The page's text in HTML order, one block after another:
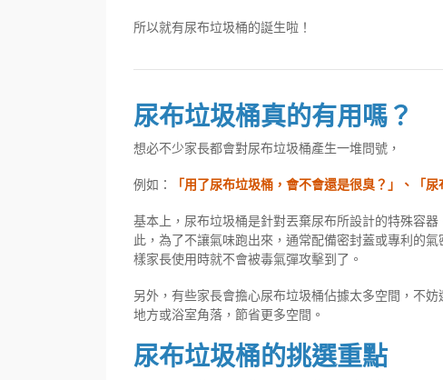
所以就有尿布垃圾桶的誕生啦！
尿布垃圾桶真的有用嗎？
想必不少家長都會對尿布垃圾桶產生一堆問號，
例如： 「用了尿布垃圾桶，會不會還是很臭？」、「尿
基本上，尿布垃圾桶是針對丟棄尿布所設計的特殊容
此，為了不讓氣味跑出來，通常配備密封蓋或專利的
樣家長使用時就不會被毒氣彈攻擊到了。
另外，有些家長會擔心尿布垃圾桶佔據太多空間，不
地方或浴室角落，節省更多空間。
尿布垃圾桶的挑選重點